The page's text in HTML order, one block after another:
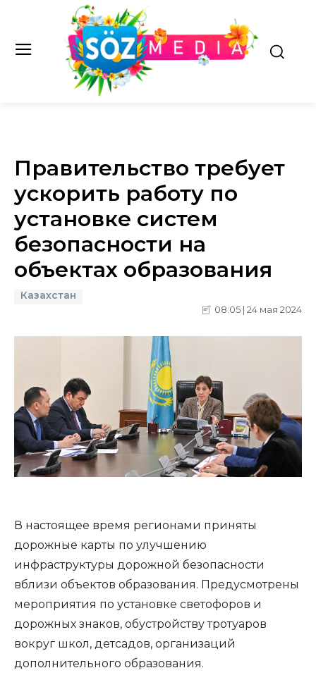
Правительство требует
ускорить работу по
установке систем
безопасности на
объектах образования
Казахстан
08:05 | 24 мая 2024
В настоящее время регионами приняты
дорожные карты по улучшению
инфраструктуры дорожной безопасности
вблизи объектов образования. Предусмотрены
мероприятия по установке светофоров и
дорожных знаков, обустройству тротуаров
вокруг школ, детсадов, организаций
дополнительного образования.